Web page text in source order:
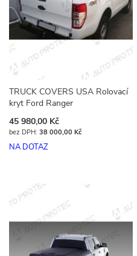
TRUCK COVERS USA Rolovací
kryt Ford Ranger
45 980,00 Kč
38 000,00 Kč
NA DOTAZ